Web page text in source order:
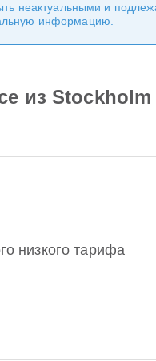
неактуальными и
информацию.
из
низкого тарифа